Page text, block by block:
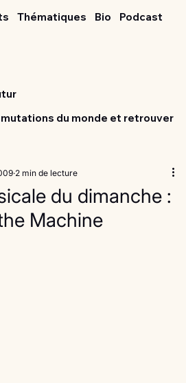
Thématiques Podcast
Bio
du monde et retrouver
du dimanche :
Machine
2 min de lecture